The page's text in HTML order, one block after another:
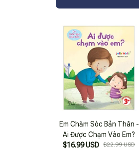
Em Chăm Sóc Bản Thân -
Ai Được Chạm Vào Em?
$16.99 USD $22.99 USD